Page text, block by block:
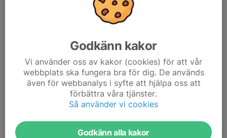
Godkänn kakor
Vi använder oss av kakor (cookies) för att vår
webbplats ska fungera bra för dig. De används
även för webbanalys i syfte att hjälpa oss att
förbättra våra tjänster.
Så använder vi cookies
Godkänn alla kakor